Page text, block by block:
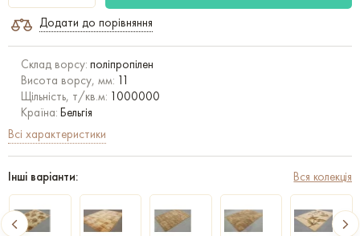
Додати до порівняння
Склад ворсу: поліпропілен
Висота ворсу, мм: 11
Щільність, т/кв.м: 1000000
Країна: Бельгія
Всі характеристики
Інші варіанти: Вся колекція